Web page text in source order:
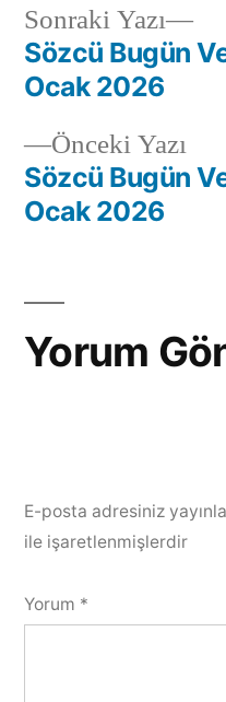
Önceki Yazı
Sözcü Bugün
Ocak 2026
Sonraki Yazı
Sözcü Bugün
Ocak 2026
Yorum
E-posta adresiniz
ile işaretlenmişlerdir
Yorum *